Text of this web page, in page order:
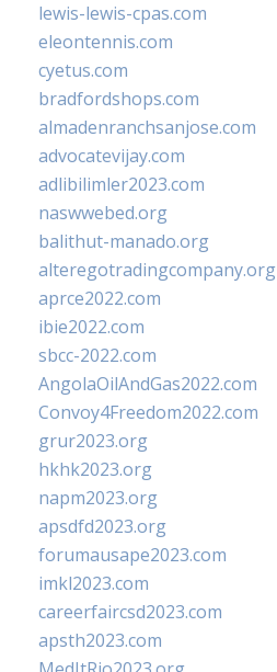
lewis-lewis-cpas.com
eleontennis.com
cyetus.com
bradfordshops.com
almadenranchsanjose.com
advocatevijay.com
adlibilimler2023.com
naswwebed.org
balithut-manado.org
alteregotradingcompany.org
aprce2022.com
ibie2022.com
sbcc-2022.com
AngolaOilAndGas2022.com
Convoy4Freedom2022.com
grur2023.org
hkhk2023.org
napm2023.org
apsdfd2023.org
forumausape2023.com
imkl2023.com
careerfaircsd2023.com
apsth2023.com